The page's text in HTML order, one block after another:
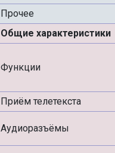
Прочее
Общие характеристики
Функции
Приём телетекста
Аудиоразъёмы